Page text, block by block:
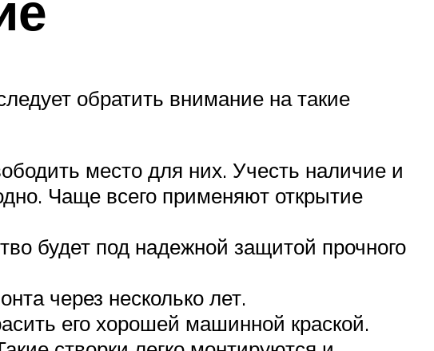
обратить внимание на такие
место для них. Учесть наличие и
Чаще всего применяют открытие
будет под надежной защитой прочного
через несколько лет.
его хорошей машинной краской.